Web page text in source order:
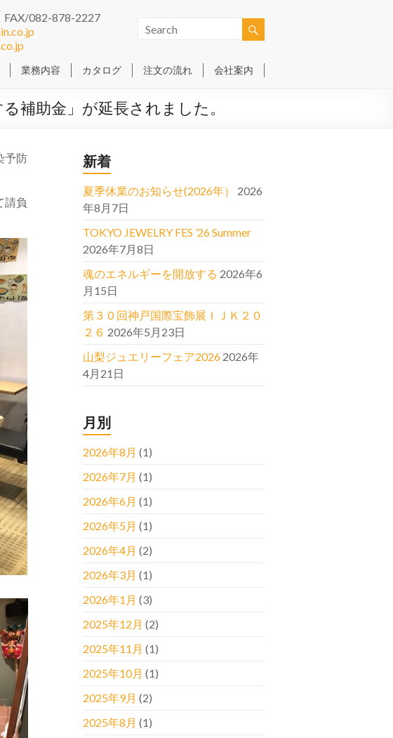
082-878-2227
業務内容 カタログ 注文の流れ 会社案内
補助金」が延長されました。
予防
請負
新着
夏季休業のお知らせ(2026年）
2026
年8月7日
TOKYO JEWELRY FES ’26 Summer
2026年7月8日
魂のエネルギーを開放する 2026年6
月15日
第３０回神戸国際宝飾展ＩＪＫ２０
２６ 2026年5月23日
山梨ジュエリーフェア2026 2026年
4月21日
月別
2026年8月 (1)
2026年7月 (1)
2026年6月 (1)
2026年5月 (1)
2026年4月 (2)
2026年3月 (1)
2026年1月 (3)
2025年12月 (2)
2025年11月 (1)
2025年10月 (1)
2025年9月 (2)
2025年8月 (1)